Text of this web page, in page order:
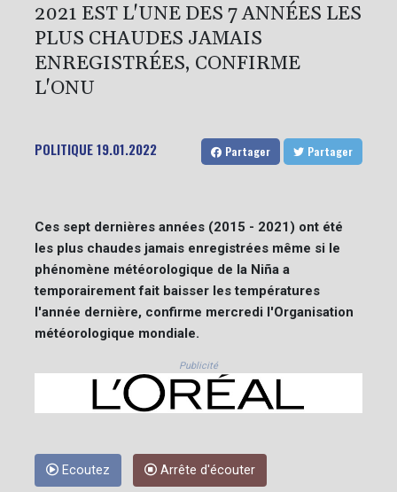
2021 EST L'UNE DES 7 ANNÉES LES
PLUS CHAUDES JAMAIS
ENREGISTRÉES, CONFIRME
L'ONU
POLITIQUE19.01.2022 Partager Partager
Ces sept dernières années (2015 - 2021) ont été
les plus chaudes jamais enregistrées même si le
phénomène météorologique de la Niña a
temporairement fait baisser les températures
l'année dernière, confirme mercredi l'Organisation
météorologique mondiale.
Publicité
Ecoutez Arrête d'écouter